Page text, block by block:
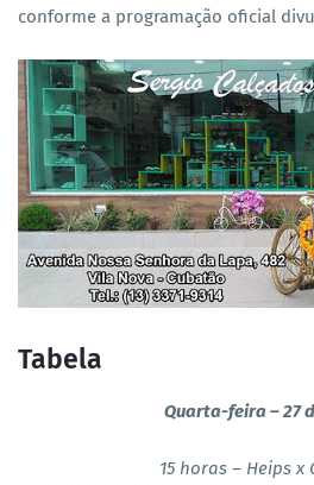
conforme a programação oficial
Tabela
Quarta-feira – 27
15 horas – Heips x